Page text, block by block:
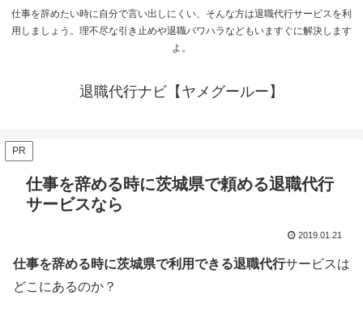
仕事を辞めたい時に自分で言い出しにくい、そんな方は退職代行サービスを利
用しましょう。理不尽な引き止めや退職パワハラなどもいますぐに解決します
よ。
退職代行ナビ【ヤメグールー】
PR
仕事を辞める時に茨城県で頼める退職代行
サービスなら
2019.01.21
仕事を辞める時に茨城県で利用できる退職代行サービスは
どこにあるのか？